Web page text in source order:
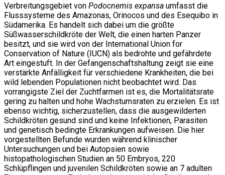
Verbreitungsgebiet von Podocnemis expansa umfasst die
Flusssysteme des Amazonas, Orinocos und des Esequibo in
Südamerika. Es handelt sich dabei um die größte
Süßwasserschildkröte der Welt, die einen harten Panzer
besitzt, und sie wird von der International Union for
Conservation of Nature (IUCN) als bedrohte und gefährdete
Art eingestuft. In der Gefangenschaftshaltung zeigt sie eine
verstärkte Anfälligkeit für verschiedene Krankheiten, die bei
wild lebenden Populationen nicht beobachtet wird. Das
vorrangigste Ziel der Zuchtfarmen ist es, die Mortalitätsrate
gering zu halten und hohe Wachstumsraten zu erzielen. Es ist
ebenso wichtig, sicherzustellen, dass die ausgewilderten
Schildkröten gesund sind und keine Infektionen, Parasiten
und genetisch bedingte Erkrankungen aufweisen. Die hier
vorgestellten Befunde wurden während klinischer
Untersuchungen und bei Autopsien sowie
histopathologischen Studien an 50 Embryos, 220
Schlüpflingen und juvenilen Schildkröten sowie an 7 adulten